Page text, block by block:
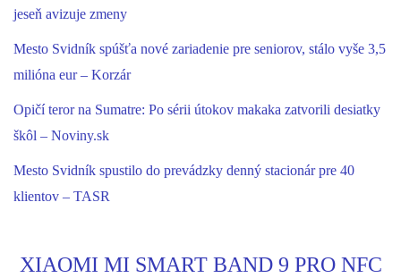
jeseň avizuje zmeny
Mesto Svidník spúšťa nové zariadenie pre seniorov, stálo vyše 3,5
milióna eur – Korzár
Opičí teror na Sumatre: Po sérii útokov makaka zatvorili desiatky
škôl – Noviny.sk
Mesto Svidník spustilo do prevádzky denný stacionár pre 40
klientov – TASR
XIAOMI MI SMART BAND 9 PRO NFC